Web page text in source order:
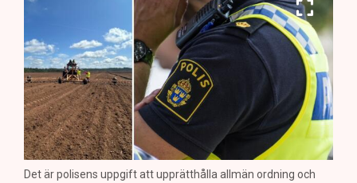
Det är polisens uppgift att upprätthålla allmän ordning och